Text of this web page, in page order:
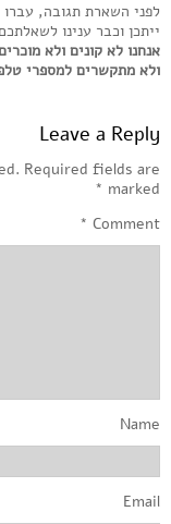
לפני השארת תגובה,
ייתכן וכבר ענינו
אנחנו לא קונים ולא
ולא מתקשרים למספרי
Leave a Reply
Required fields are
marked
*
Comment
*
Name
Email